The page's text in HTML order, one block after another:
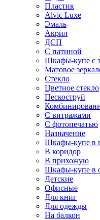
Пластик
Alvic Luxe
Эмаль
Акрил
ДСП
С патиной
Шкафы-купе с
Матовое
Стекло
Цветное стекло
Пескоструй
С витражами
С фотопечатью
Назначение
Шкафы-купе в
В коридор
В прихожую
Шкафы-купе в
Детские
Офисные
Для книг
Для одежды
На балкон